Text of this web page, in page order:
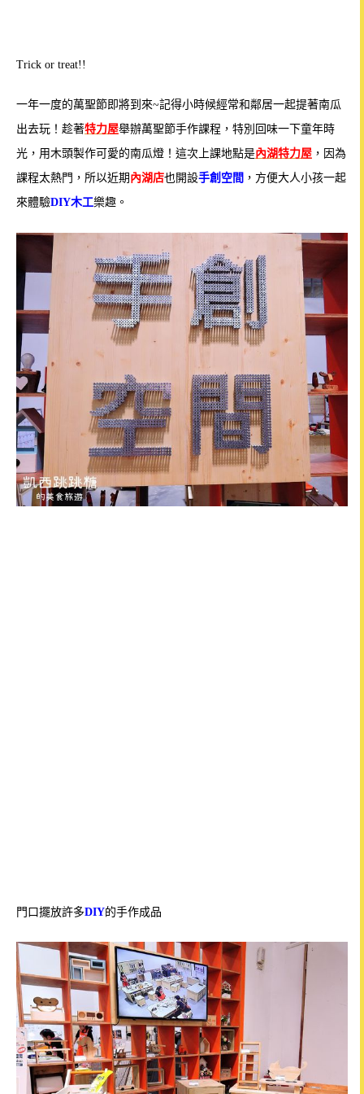
Trick or treat!!
一年一度的萬聖節即將到來~記得小時候經常和鄰居一起提著南瓜
出去玩！趁著特力屋舉辦萬聖節手作課程，特別回味一下童年時
光，用木頭製作可愛的南瓜燈！ 這次上課地點是內湖特力屋 ，因為
課程太熱門，所以近期 內湖店也開設手創空間 ，方便大人小孩一起
來體驗DIY木工樂趣。
門口擺放許多DIY的手作成品